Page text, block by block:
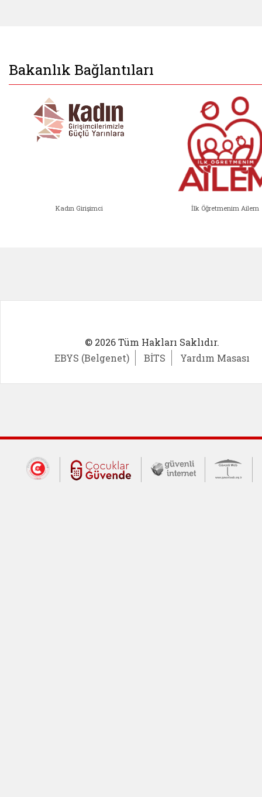
Bakanlık Bağlantıları
Kadın Girişimci İlk Öğretmenim Ailem
© 2026 Tüm Hakları Saklıdır.
EBYS (Belgenet)
BİTS Yardım Masası
Dış Bağlantılar
Cumhurbaşkanlığı İletişim Merkezi
Çocuklar Güvende (yeni
Güvenli